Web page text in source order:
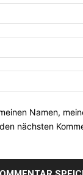
Namen,
nächsten